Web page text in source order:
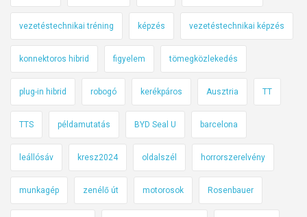
vezetéstechnikai tréning képzés vezetéstechnikai képzés
konnektoros hibrid figyelem tömegközlekedés
plug-in hibrid robogó kerékpáros Ausztria TT
TTS példamutatás BYD Seal U barcelona
leállósáv kresz2024 oldalszél horrorszerelvény
munkagép zenélő út motorosok Rosenbauer